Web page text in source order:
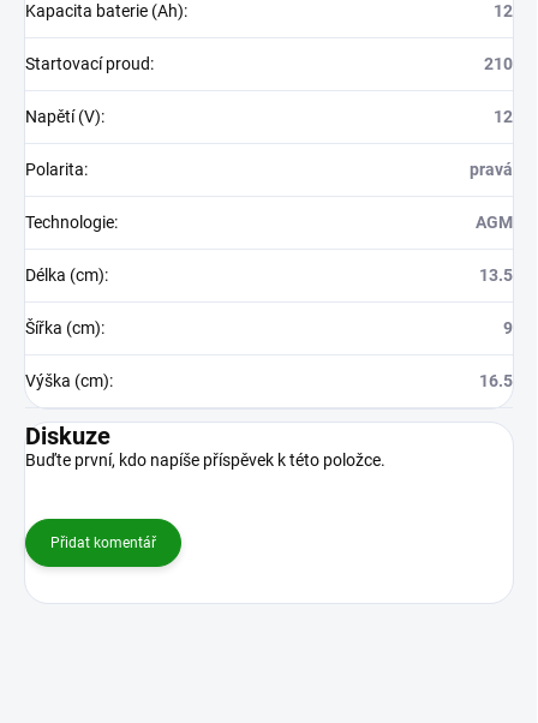
Kapacita baterie (Ah): 12
Startovací proud: 210
Napětí (V): 12
Polarita: pravá
Technologie: AGM
Délka (cm): 13.5
Šířka (cm): 9
Výška (cm): 16.5
Diskuze
Buďte první, kdo napíše příspěvek k této položce.
Přidat komentář